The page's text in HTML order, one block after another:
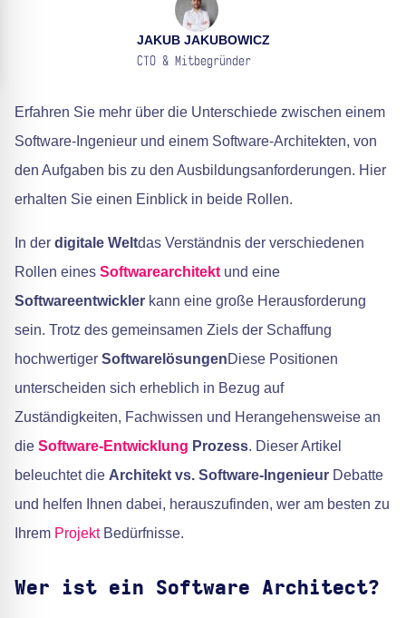
JAKUB JAKUBOWICZ
CTO & Mitbegründer
Erfahren Sie mehr über die Unterschiede zwischen einem
Software-Ingenieur und einem Software-Architekten, von
den Aufgaben bis zu den Ausbildungsanforderungen. Hier
erhalten Sie einen Einblick in beide Rollen.
In der digitale Weltdas Verständnis der verschiedenen
Rollen eines Softwarearchitekt und eine
Softwareentwickler kann eine große Herausforderung
sein. Trotz des gemeinsamen Ziels der Schaffung
hochwertiger SoftwarelösungenDiese Positionen
unterscheiden sich erheblich in Bezug auf
Zuständigkeiten, Fachwissen und Herangehensweise an
die Software-Entwicklung Prozess. Dieser Artikel
beleuchtet die Architekt vs. Software-Ingenieur Debatte
und helfen Ihnen dabei, herauszufinden, wer am besten zu
Ihrem ProjektBedürfnisse.
Wer ist ein Software Architect?